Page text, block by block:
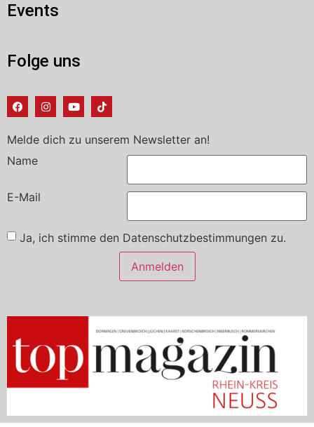
Events
Folge uns
Melde dich zu unserem Newsletter an!
Name
E-Mail
Ja, ich stimme den Datenschutzbestimmungen zu.
Anmelden